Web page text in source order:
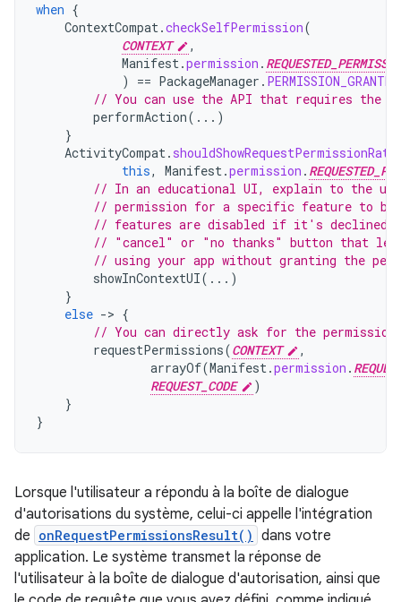
when {
ContextCompat.checkSelfPermission(
CONTEXT
,
Manifest.permission .
)
== PackageManager . PERMISSION_GRANTED
// You can use the API that requires the
performAction(...)
}
ActivityCompat.
this, Manifest.permission .
// In an educational UI, explain to the
// permission for a specific feature to
// features are disabled if it's
// "cancel" or "no thanks" button that
// using your app without granting the
showInContextUI(...)
}
else -> {
// You can directly ask for the
requestPermissions(CONTEXT
,
arrayOf(Manifest.permission .
REQUEST_CODE
)
}
}
Lorsque l'utilisateur a répondu à la boîte de dialogue
d'autorisations du système, celui-ci appelle l'intégration
de onRequestPermissionsResult() dans votre
application. Le système transmet la réponse de
l'utilisateur à la boîte de dialogue d'autorisation, ainsi que